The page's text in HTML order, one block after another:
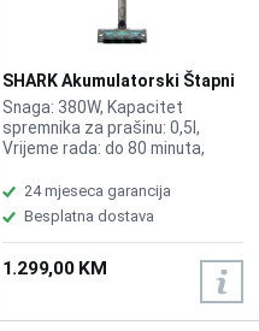
SHARK Akumulatorski Štapni
Usisivač PowerDetect
IP1251EUT
Snaga: 380W, Kapacitet
spremnika za prašinu: 0,5l,
Vrijeme rada: do 80 minuta,
DirectionDetect, Anti Hair Wrap
Plus, Lagan i bežičan za
udobnost, Učinkovita filtracija
čistog zraka, Idealno za male
prostore
24 mjeseca garancija
Besplatna dostava
1.299,00 KM